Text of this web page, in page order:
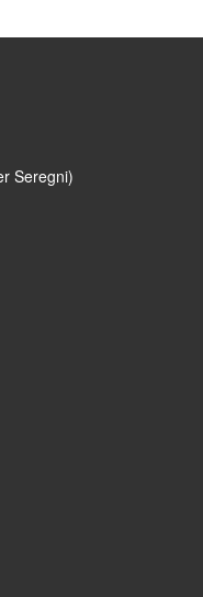
Seregni)